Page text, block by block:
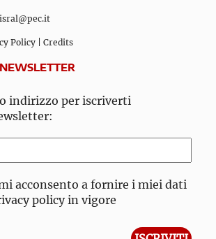
isral@pec.it
Policy Credits
indirizzo per iscriverti
acconsento a fornire i miei dati
policy in vigore